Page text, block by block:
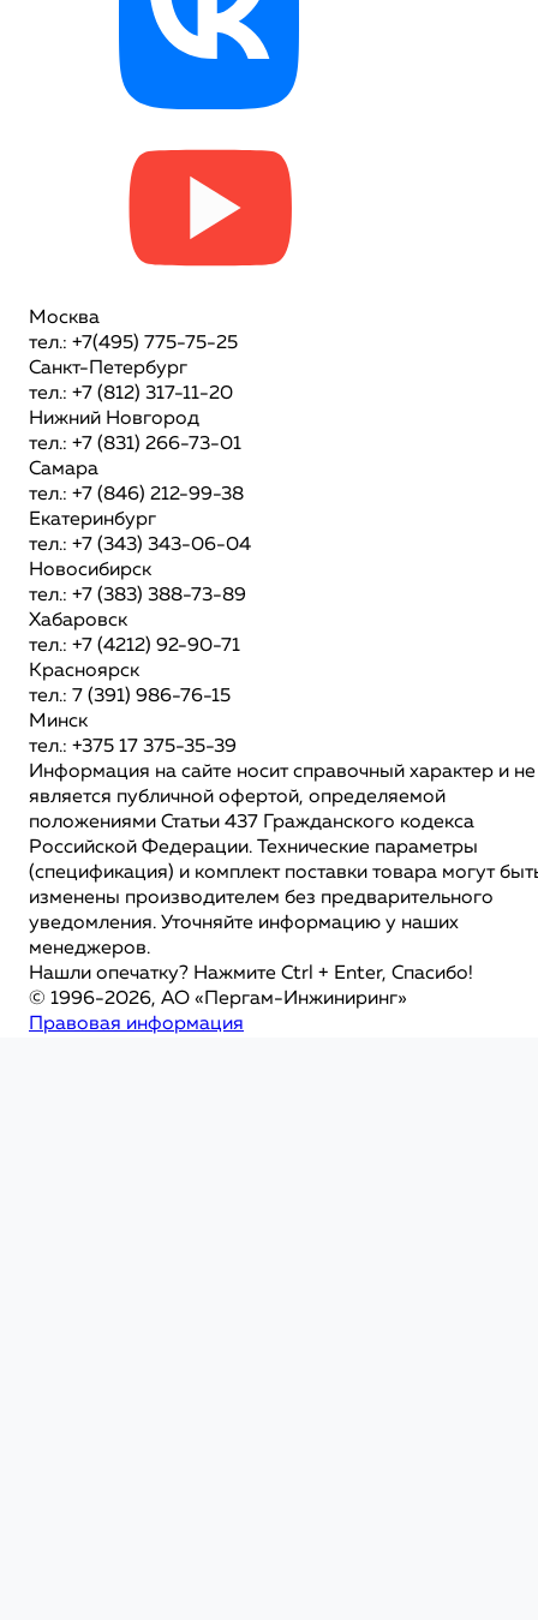
Москва
тел.: +7(495) 775-75-25
Санкт-Петербург
тел.: +7 (812) 317-11-20
Нижний Новгород
тел.: +7 (831) 266-73-01
Самара
тел.: +7 (846) 212-99-38
Екатеринбург
тел.: +7 (343) 343-06-04
Новосибирск
тел.: +7 (383) 388-73-89
Хабаровск
тел.: +7 (4212) 92-90-71
Красноярск
тел.: 7 (391) 986-76-15
Минск
тел.: +375 17 375-35-39
Информация на сайте носит справочный характер и не
является публичной офертой, определяемой
положениями Статьи 437 Гражданского кодекса
Российской Федерации. Технические параметры
(спецификация) и комплект поставки товара могут
изменены производителем без предварительного
уведомления. Уточняйте информацию у наших
менеджеров.
Нашли опечатку? Нажмите Ctrl + Enter, Спасибо!
© 1996-2026, АО «Пергам-Инжиниринг»
Правовая информация